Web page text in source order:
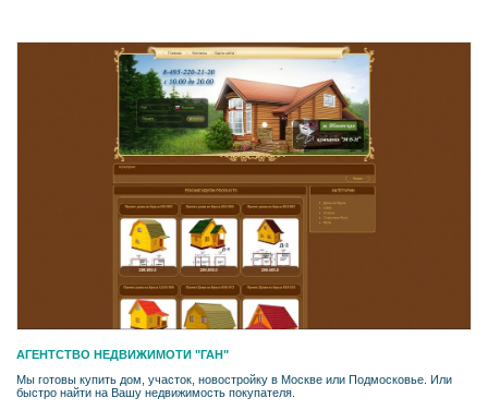
АГЕНТСТВО НЕДВИЖИМОТИ "ГАН"
Мы готовы купить дом, участок, новостройку в Москве или Подмосковье. Или
быстро найти на Вашу недвижимость покупателя.